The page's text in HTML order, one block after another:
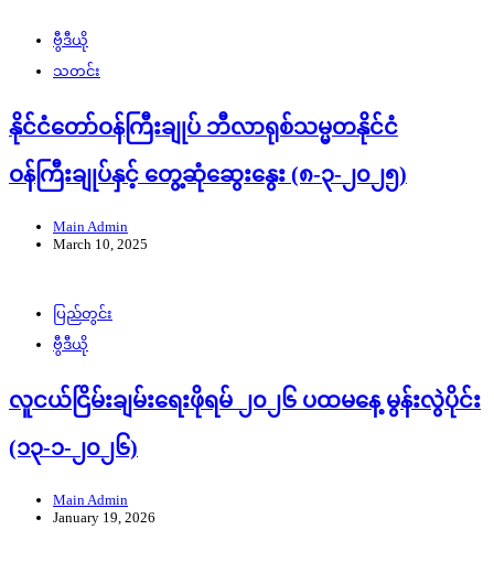
ဗွီဒီယို
သတင်း
နိုင်ငံတော်ဝန်ကြီးချုပ် ဘီလာရုစ်သမ္မတနိုင်ငံ
ဝန်ကြီးချုပ်နှင့် တွေ့ဆုံဆွေးနွေး (၈-၃-၂၀၂၅)
Main Admin
March 10, 2025
ပြည်တွင်း
ဗွီဒီယို
လူငယ်ငြိမ်းချမ်းရေးဖိုရမ် ၂၀၂၆ ပထမနေ့ မွန်းလွဲပိုင်း
(၁၃-၁-၂၀၂၆)
Main Admin
January 19, 2026